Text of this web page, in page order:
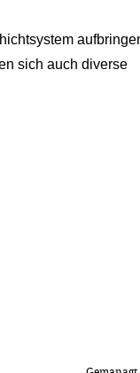
sich auch diverse